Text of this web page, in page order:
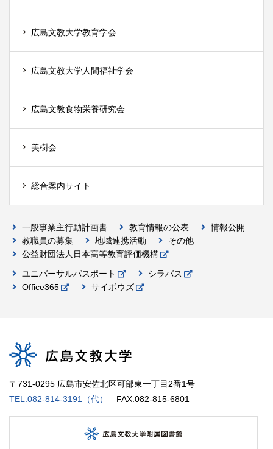
広島文教大学教育学会
広島文教大学人間福祉学会
広島文教食物栄養研究会
美樹会
総合案内サイト
一般事業主行動計画書 教育情報の公表
情報公開
教職員の募集
地域連携活動
その他
公益財団法人日本高等教育評価機構
ユニバーサルパスポート
シラバス
Office365
サイボウズ
〒731-0295 広島市安佐北区可部東一丁目2番1号
TEL.082-814-3191（代）
FAX.082-815-6801